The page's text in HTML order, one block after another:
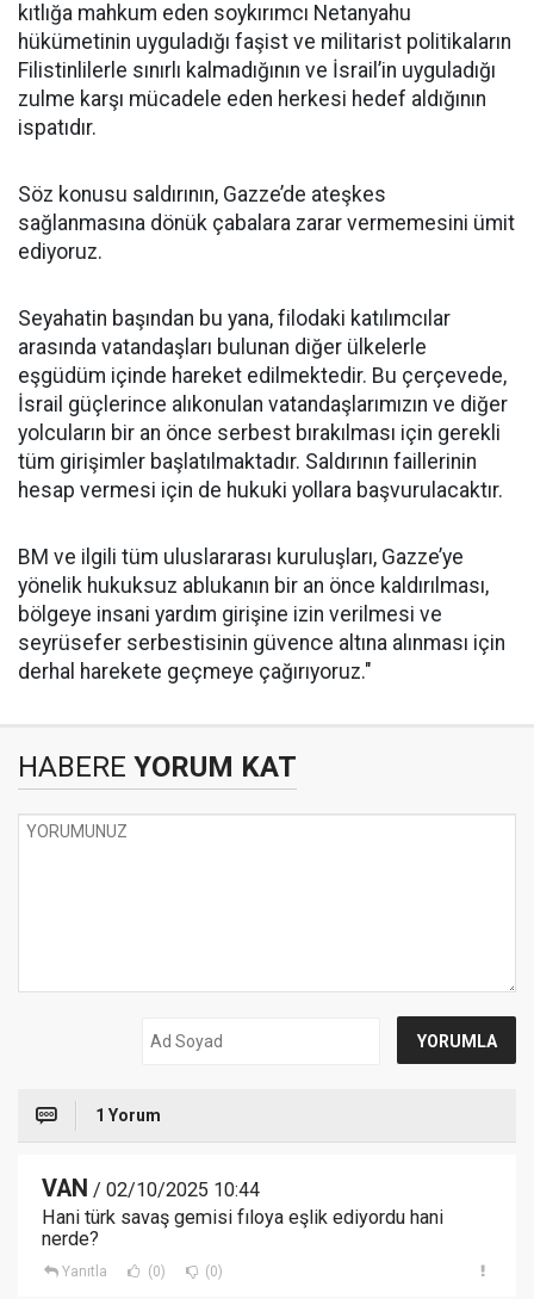
kıtlığa mahkum eden soykırımcı Netanyahu
hükümetinin uyguladığı faşist ve militarist politikaların
Filistinlilerle sınırlı kalmadığının ve İsrail’in uyguladığı
zulme karşı mücadele eden herkesi hedef aldığının
ispatıdır.
Söz konusu saldırının, Gazze’de ateşkes
sağlanmasına dönük çabalara zarar vermemesini ümit
ediyoruz.
Seyahatin başından bu yana, filodaki katılımcılar
arasında vatandaşları bulunan diğer ülkelerle
eşgüdüm içinde hareket edilmektedir. Bu çerçevede,
İsrail güçlerince alıkonulan vatandaşlarımızın ve diğer
yolcuların bir an önce serbest bırakılması için gerekli
tüm girişimler başlatılmaktadır. Saldırının faillerinin
hesap vermesi için de hukuki yollara başvurulacaktır.
BM ve ilgili tüm uluslararası kuruluşları, Gazze’ye
yönelik hukuksuz ablukanın bir an önce kaldırılması,
bölgeye insani yardım girişine izin verilmesi ve
seyrüsefer serbestisinin güvence altına alınması için
derhal harekete geçmeye çağırıyoruz."
HABERE YORUM KAT
1 Yorum
VAN / 02/10/2025 10:44
Hani türk savaş gemisi fıloya eşlik ediyordu hani
nerde?
Yanıtla (0) (0)